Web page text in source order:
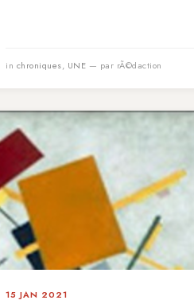
in chroniques, UNE — par rÃ©daction
15 JAN 2021